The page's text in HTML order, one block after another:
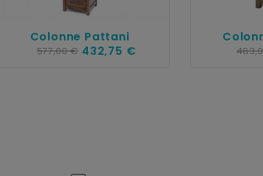
Colonne Pattani
577,00 € 432,75 €